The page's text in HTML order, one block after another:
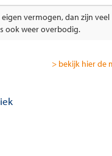
eigen vermogen, dan zijn veel
ook weer overbodig.
> bekijk hier de